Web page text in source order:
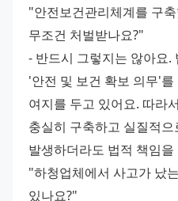
"안전보건관리체계를 구
무조건 처벌받나요?"
- 반드시 그렇지는 않아요
'안전 및 보건 확보 의무'
여지를 두고 있어요. 따라
충실히 구축하고 실질적
발생하더라도 법적 책임
"하청업체에서 사고가 났
있나요?"